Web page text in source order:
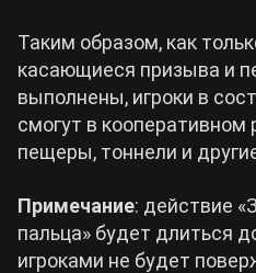
Таким образом, как
касающиеся призыва и
выполнены, игроки в
смогут в
пещеры, тоннели и
Примечание: действие
пальца» будет длиться
игроками не будет